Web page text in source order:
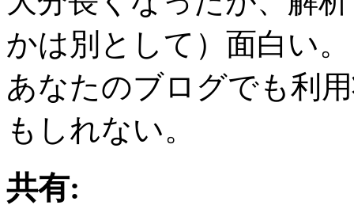
かは別として）面白い。
あなたのブログでも利
もしれない。
共有: